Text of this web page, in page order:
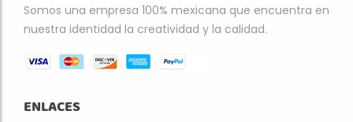
Somos una empresa 100% mexicana que encuentra en
nuestra identidad la creatividad y la calidad.
ENLACES